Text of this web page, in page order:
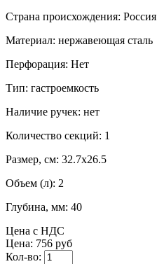
Страна происхождения: Россия
Материал: нержавеющая сталь
Перфорация: Нет
Тип: гастроемкость
Наличие ручек: нет
Количество секций: 1
Размер, см: 32.7x26.5
Объем (л): 2
Глубина, мм: 40
Цена с НДС
Цена: 756 руб
Кол-во: